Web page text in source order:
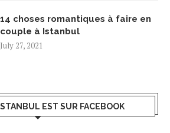
14 choses romantiques à faire en
couple à Istanbul
July 27, 2021
EST SUR FACEBOOK